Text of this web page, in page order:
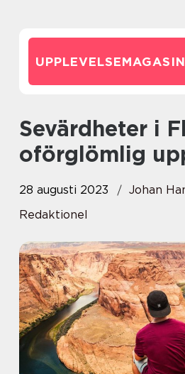
Sevärdheter i Florens: En
oförglömlig
28 augusti 2023
Johan
Redaktionel